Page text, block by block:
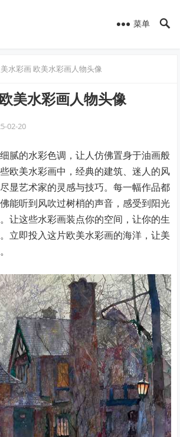
菜单
水彩画 欧美水彩画人物头像
美水彩画人物头像
02-20
腻的水彩色调，让人仿佛置身于油画般
欧美水彩画中，经典的建筑、迷人的风
显艺术家的灵感与技巧。每一幅作品都
能听到风吹过树梢的声音，感受到阳光
让这些水彩画装点你的空间，让你的生
立即投入这片欧美水彩画的海洋，让美